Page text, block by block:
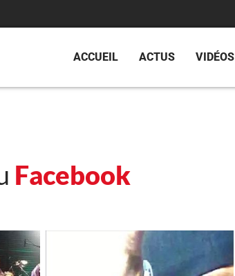
ACCUEIL ACTUS VIDÉOS
Facebook